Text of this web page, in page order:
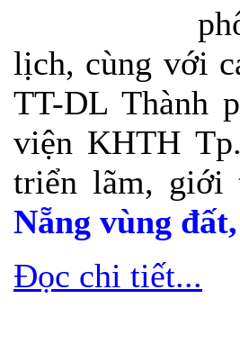
lịch, cùng với
TT-DL Thành
viện KHTH
triển lãm, giới
Nẵng vùng
Đọc chi tiết...